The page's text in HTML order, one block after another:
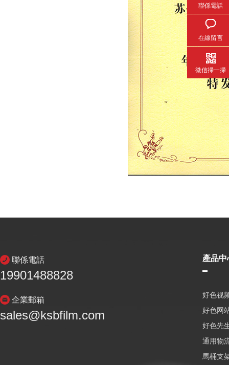
聯係電話
19901488828
企業郵箱
sales@ksbfilm.com
產品中
好色视
好色网
好色先
通用物
馬桶支
聯係電話
在線留言
微信掃一掃